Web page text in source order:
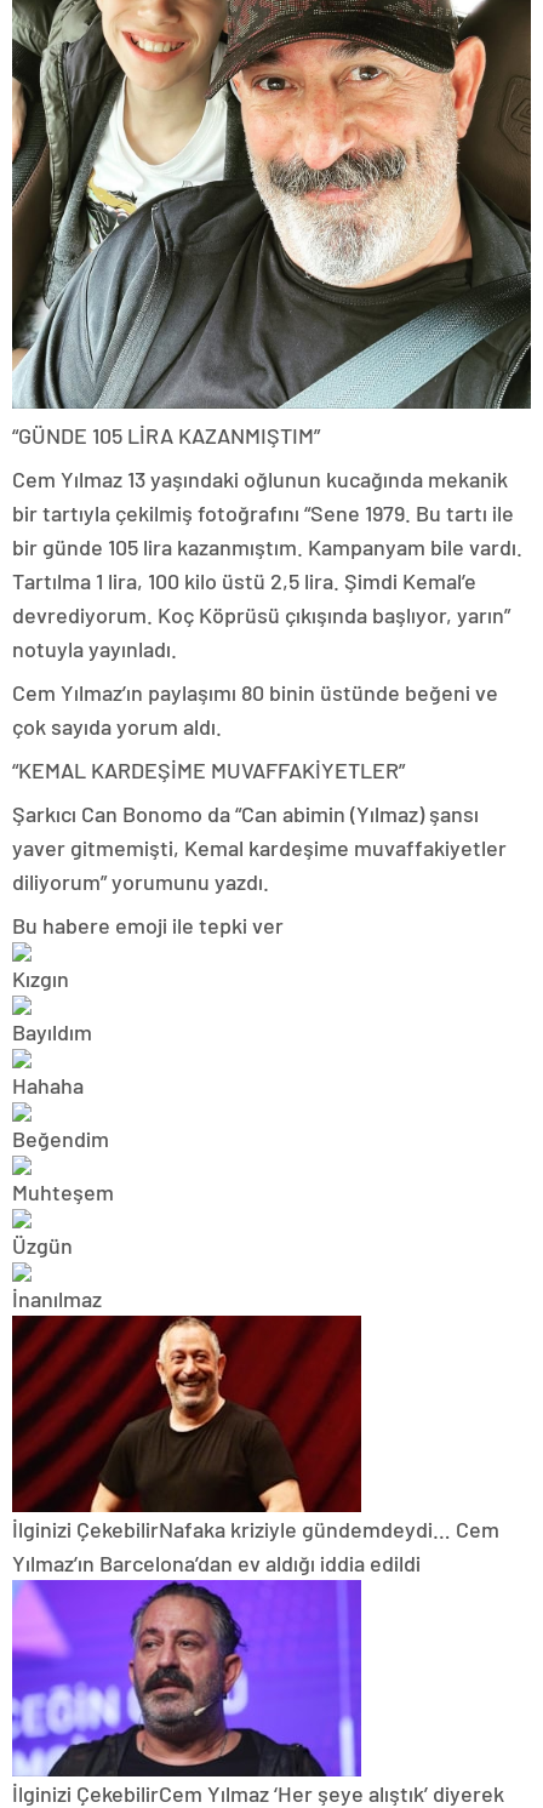
“GÜNDE 105 LİRA KAZANMIŞTIM”
Cem Yılmaz 13 yaşındaki oğlunun kucağında mekanik
bir tartıyla çekilmiş fotoğrafını “Sene 1979. Bu tartı ile
bir günde 105 lira kazanmıştım. Kampanyam bile vardı.
Tartılma 1 lira, 100 kilo üstü 2,5 lira. Şimdi Kemal’e
devrediyorum. Koç Köprüsü çıkışında başlıyor, yarın”
notuyla yayınladı.
Cem Yılmaz’ın paylaşımı 80 binin üstünde beğeni ve
çok sayıda yorum aldı.
“KEMAL KARDEŞİME MUVAFFAKİYETLER”
Şarkıcı Can Bonomo da “Can abimin (Yılmaz) şansı
yaver gitmemişti, Kemal kardeşime muvaffakiyetler
diliyorum” yorumunu yazdı.
Bu habere emoji ile tepki ver
İlginizi ÇekebilirNafaka kriziyle gündemdeydi… Cem
Yılmaz’ın Barcelona’dan ev aldığı iddia edildi
İlginizi ÇekebilirCem Yılmaz ‘Her şeye alıştık’ diyerek